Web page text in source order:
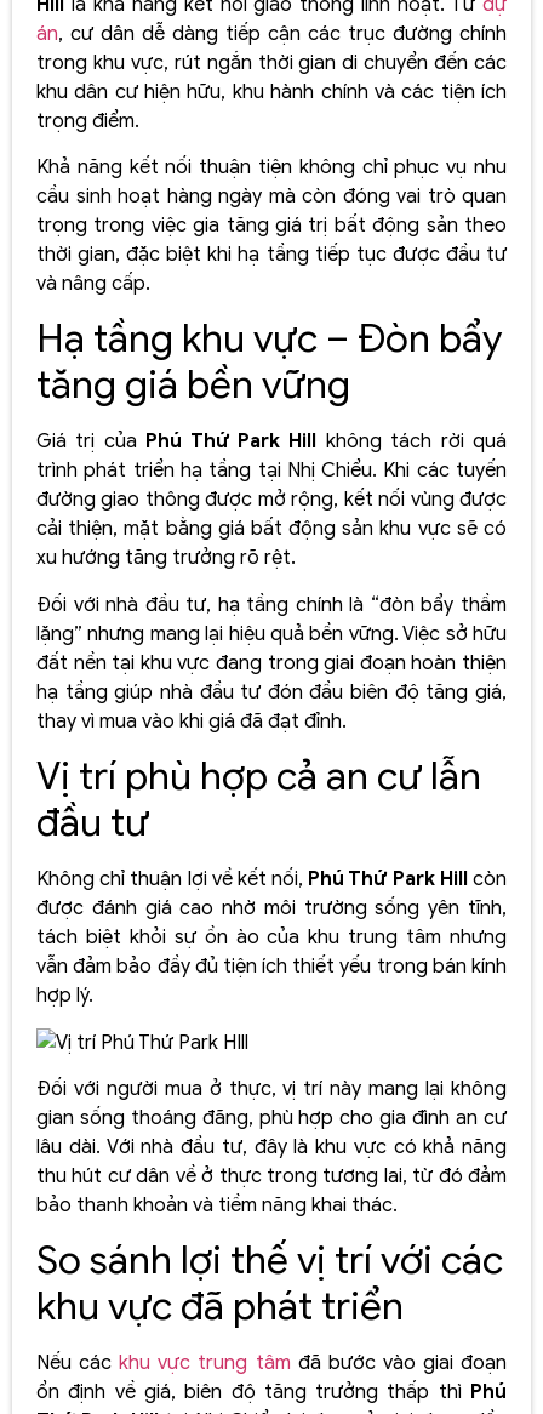
án, cư dân dễ dàng tiếp cận các trục đường chính
trong khu vực, rút ngắn thời gian di chuyển đến các
khu dân cư hiện hữu, khu hành chính và các tiện ích
trọng điểm.
Khả năng kết nối thuận tiện không chỉ phục vụ nhu
cầu sinh hoạt hàng ngày mà còn đóng vai trò quan
trọng trong việc gia tăng giá trị bất động sản theo
thời gian, đặc biệt khi hạ tầng tiếp tục được đầu tư
và nâng cấp.
Hạ tầng khu vực – Đòn bẩy
tăng giá bền vững
Giá trị của Phú Thứ Park Hill không tách rời quá
trình phát triển hạ tầng tại Nhị Chiểu. Khi các tuyến
đường giao thông được mở rộng, kết nối vùng được
cải thiện, mặt bằng giá bất động sản khu vực sẽ có
xu hướng tăng trưởng rõ rệt.
Đối với nhà đầu tư, hạ tầng chính là “đòn bẩy thầm
lặng” nhưng mang lại hiệu quả bền vững. Việc sở hữu
đất nền tại khu vực đang trong giai đoạn hoàn thiện
hạ tầng giúp nhà đầu tư đón đầu biên độ tăng giá,
thay vì mua vào khi giá đã đạt đỉnh.
Vị trí phù hợp cả an cư lẫn
đầu tư
Không chỉ thuận lợi về kết nối, Phú Thứ Park Hillcòn
được đánh giá cao nhờ môi trường sống yên tĩnh,
tách biệt khỏi sự ồn ào của khu trung tâm nhưng
vẫn đảm bảo đầy đủ tiện ích thiết yếu trong bán kính
hợp lý.
Đối với người mua ở thực, vị trí này mang lại không
gian sống thoáng đãng, phù hợp cho gia đình an cư
lâu dài. Với nhà đầu tư, đây là khu vực có khả năng
thu hút cư dân về ở thực trong tương lai, từ đó đảm
bảo thanh khoản và tiềm năng khai thác.
So sánh lợi thế vị trí với các
khu vực đã phát triển
Nếu cáckhu vực trung tâm đã bước vào giai đoạn
ổn định về giá, biên độ tăng trưởng thấp thì Phú